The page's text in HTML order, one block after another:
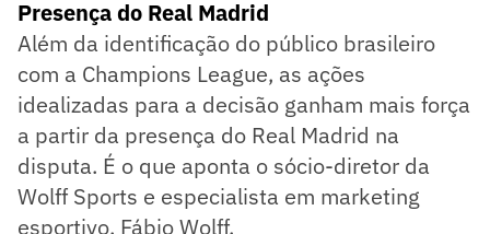
Presença do Real Madrid
Além da identificação do público brasileiro
com a Champions League, as ações
idealizadas para a decisão ganham mais força
a partir da presença do Real Madrid na
disputa. É o que aponta o sócio-diretor da
Wolff Sports e especialista em marketing
esportivo, Fábio Wolff.